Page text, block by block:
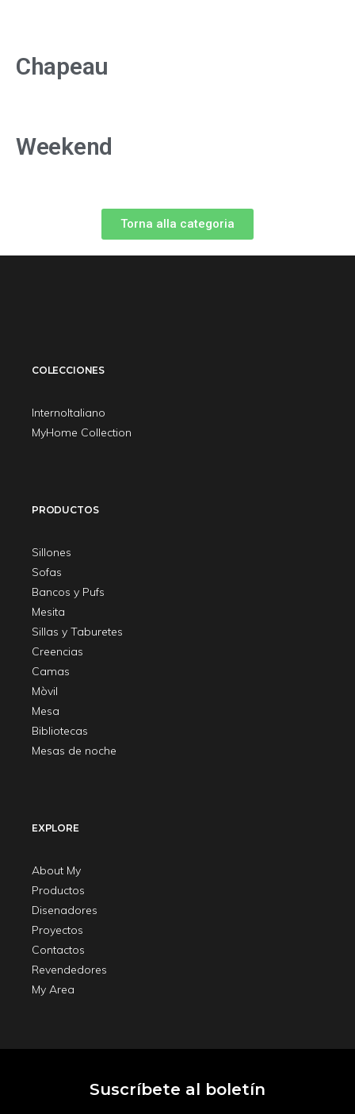
Chapeau
Weekend
Torna alla categoria
COLECCIONES
InternoItaliano
MyHome Collection
PRODUCTOS
Sillones
Sofas
Bancos y Pufs
Mesita
Sillas y Taburetes
Creencias
Camas
Mòvil
Mesa
Bibliotecas
Mesas de noche
EXPLORE
About My
Productos
Disenadores
Proyectos
Contactos
Revendedores
My Area
Suscríbete al boletín